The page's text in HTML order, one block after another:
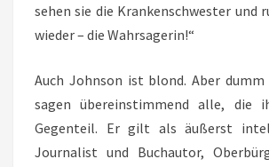
sehen sie die Krankenschwester und
wieder – die Wahrsagerin!“
Auch Johnson ist blond. Aber
sagen übereinstimmend alle, die
Gegenteil. Er gilt als äußerst
Journalist und Buchautor,